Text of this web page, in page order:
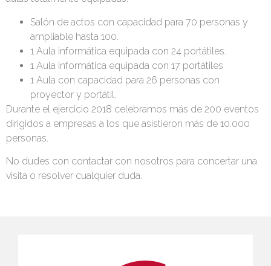
Salón de actos con capacidad para 70 personas y
ampliable hasta 100.
1 Aula informática equipada con 24 portátiles.
1 Aula informática equipada con 17 portátiles
1 Aula con capacidad para 26 personas con
proyector y portátil.
Durante el ejercicio 2018 celebramos más de 200 eventos
dirigidos a empresas a los que asistieron más de 10.000
personas.
No dudes con contactar con nosotros para concertar una
visita o resolver cualquier duda.